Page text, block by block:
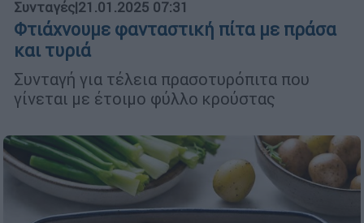
Συνταγές|21.01.2025 07:31
Φτιάχνουμε φανταστική πίτα με πράσα
και τυριά
Συνταγή για τέλεια πρασοτυρόπιτα που
γίνεται με έτοιμο φύλλο κρούστας